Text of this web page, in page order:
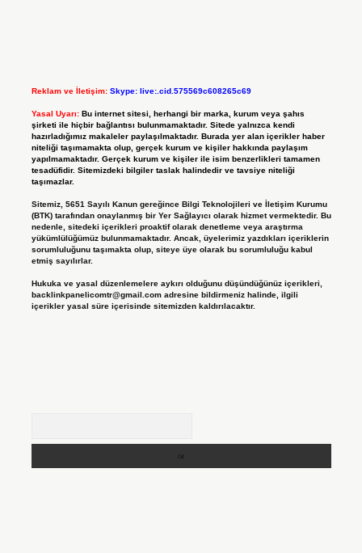
Reklam ve İletişim: Skype: live:.cid.575569c608265c69
Yasal Uyarı: Bu internet sitesi, herhangi bir marka, kurum veya şahıs
şirketi ile hiçbir bağlantısı bulunmamaktadır. Sitede yalnızca kendi
hazırladığımız makaleler paylaşılmaktadır. Burada yer alan içerikler haber
niteliği taşımamakta olup, gerçek kurum ve kişiler hakkında paylaşım
yapılmamaktadır. Gerçek kurum ve kişiler ile isim benzerlikleri tamamen
tesadüfidir. Sitemizdeki bilgiler taslak halindedir ve tavsiye niteliği
taşımazlar.
Sitemiz, 5651 Sayılı Kanun gereğince Bilgi Teknolojileri ve İletişim Kurumu
(BTK) tarafından onaylanmış bir Yer Sağlayıcı olarak hizmet vermektedir. Bu
nedenle, sitedeki içerikleri proaktif olarak denetleme veya araştırma
yükümlülüğümüz bulunmamaktadır. Ancak, üyelerimiz yazdıkları içeriklerin
sorumluluğunu taşımakta olup, siteye üye olarak bu sorumluluğu kabul
etmiş sayılırlar.
Hukuka ve yasal düzenlemelere aykırı olduğunu düşündüğünüz içerikleri,
backlinkpanelicomtr@gmail.comadresine bildirmeniz halinde, ilgili
içerikler yasal süre içerisinde sitemizden kaldırılacaktır.